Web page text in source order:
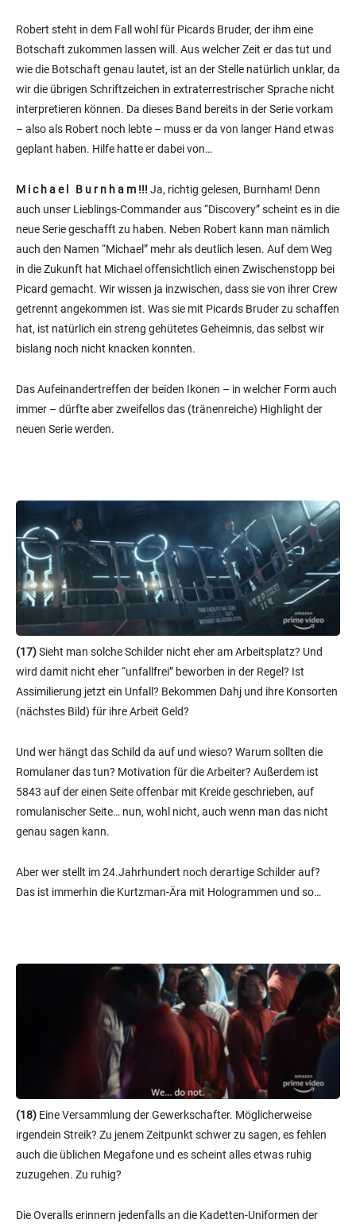
Robert steht in dem Fall wohl für Picards Bruder, der ihm eine
Botschaft zukommen lassen will. Aus welcher Zeit er das tut und
wie die Botschaft genau lautet, ist an der Stelle natürlich unklar, da
wir die übrigen Schriftzeichen in extraterrestrischer Sprache nicht
interpretieren können. Da dieses Band bereits in der Serie vorkam
– also als Robert noch lebte – muss er da von langer Hand etwas
geplant haben. Hilfe hatte er dabei von…
M i c h a e l B u r n h a m !!! Ja, richtig gelesen, Burnham! Denn
auch unser Lieblings-Commander aus “Discovery” scheint es in die
neue Serie geschafft zu haben. Neben Robert kann man nämlich
auch den Namen “Michael” mehr als deutlich lesen. Auf dem Weg
in die Zukunft hat Michael offensichtlich einen Zwischenstopp bei
Picard gemacht. Wir wissen ja inzwischen, dass sie von ihrer Crew
getrennt angekommen ist. Was sie mit Picards Bruder zu schaffen
hat, ist natürlich ein streng gehütetes Geheimnis, das selbst wir
bislang noch nicht knacken konnten.
Das Aufeinandertreffen der beiden Ikonen – in welcher Form auch
immer – dürfte aber zweifellos das (tränenreiche) Highlight der
neuen Serie werden.
(17)Sieht man solche Schilder nicht eher am Arbeitsplatz? Und
wird damit nicht eher “unfallfrei” beworben in der Regel? Ist
Assimilierung jetzt ein Unfall? Bekommen Dahj und ihre Konsorten
(nächstes Bild) für ihre Arbeit Geld?
Und wer hängt das Schild da auf und wieso? Warum sollten die
Romulaner das tun? Motivation für die Arbeiter? Außerdem ist
5843 auf der einen Seite offenbar mit Kreide geschrieben, auf
romulanischer Seite… nun, wohl nicht, auch wenn man das nicht
genau sagen kann.
Aber wer stellt im 24.Jahrhundert noch derartige Schilder auf?
Das ist immerhin die Kurtzman-Ära mit Hologrammen und so…
(18) Eine Versammlung der Gewerkschafter. Möglicherweise
irgendein Streik? Zu jenem Zeitpunkt schwer zu sagen, es fehlen
auch die üblichen Megafone und es scheint alles etwas ruhig
zuzugehen. Zu ruhig?
Die Overalls erinnern jedenfalls an die Kadetten-Uniformen der